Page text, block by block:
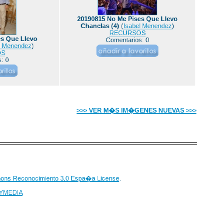
Que Llevo
Menendez)
0
20190815 No Me Pises Que Llevo
Chanclas (4) (Isabel Menendez)
RECURSOS
Comentarios: 0
>>> VER M�S IM�GENES NUEVAS >>>
Reconocimiento 3.0 Espa�a License